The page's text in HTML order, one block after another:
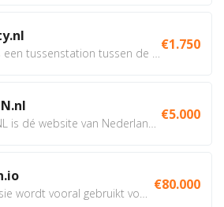
€1.750
€5.000
€80.000